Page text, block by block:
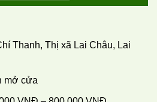
Thanh, Thị xã Lai Châu, Lai
mở cửa